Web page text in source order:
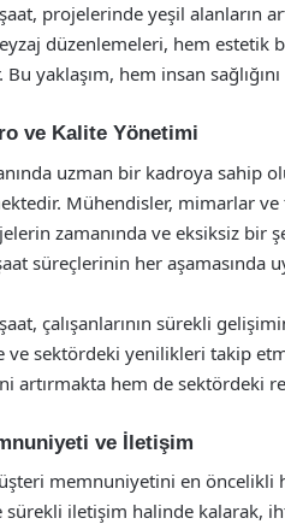
projelerinde yeşil alanların
düzenlemeleri, hem estetik
Bu yaklaşım, hem insan
ve Kalite Yönetimi
uzman bir kadroya sahip
Mühendisler, mimarlar
zamanında ve eksiksiz bir
süreçlerinin her
çalışanlarının sürekli
ve sektördeki yenilikleri takip
artırmakta hem de sektördeki
ve İletişim
memnuniyetini en
iletişim halinde kalarak,